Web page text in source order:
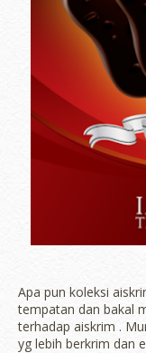
Apa pun koleksi
tempatan dan bakal
terhadap aiskrim .
yg lebih berkrim dan